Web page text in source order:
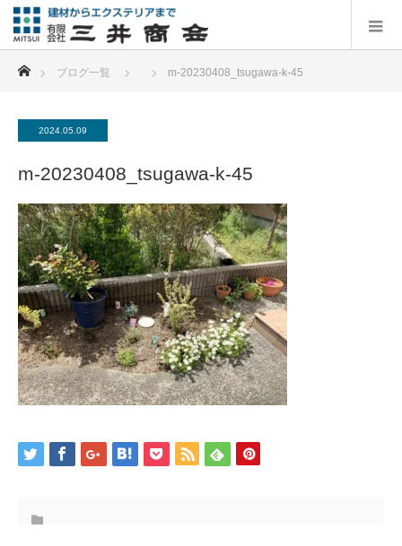
ブログ一覧 m-20230408_tsugawa-k-45
2024.05.09
m-20230408_tsugawa-k-45